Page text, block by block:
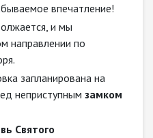
впечатление!
и мы
направлении по
запланирована на
неприступным замком
Святого